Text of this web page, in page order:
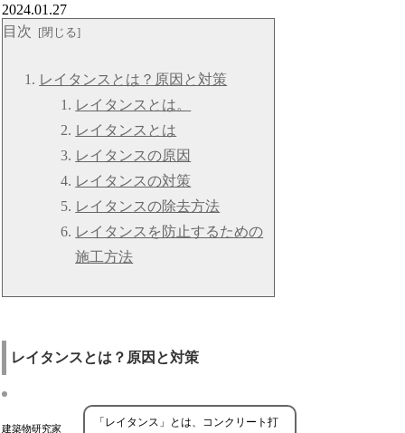
2024.01.27
目次
レイタンスとは？原因と対策
レイタンスとは。
レイタンスとは
レイタンスの原因
レイタンスの対策
レイタンスの除去方法
レイタンスを防止するための
施工方法
レイタンスとは？原因と対策
建築物研究家
「レイタンス」とは、コンクリート打